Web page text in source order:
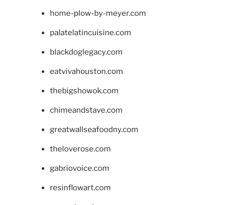
home-plow-by-meyer.com
palatelatincuisine.com
blackdoglegacy.com
eatvivahouston.com
thebigshowok.com
chimeandstave.com
greatwallseafoodny.com
theloverose.com
gabriovoice.com
resinflowart.com